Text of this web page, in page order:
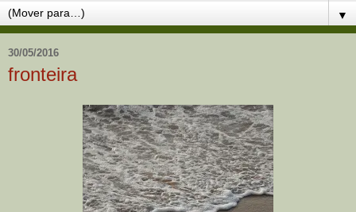
▼
30/05/2016
fronteira